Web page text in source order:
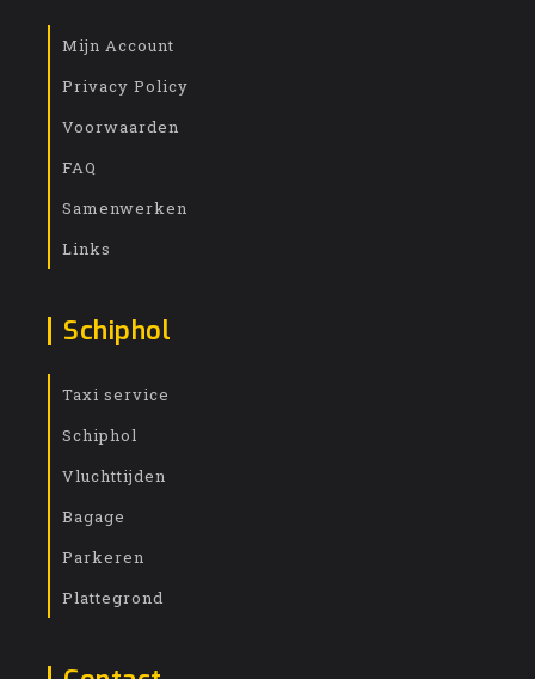
Mijn Account
Privacy Policy
Voorwaarden
FAQ
Samenwerken
Links
Schiphol
Taxi service
Schiphol
Vluchttijden
Bagage
Parkeren
Plattegrond